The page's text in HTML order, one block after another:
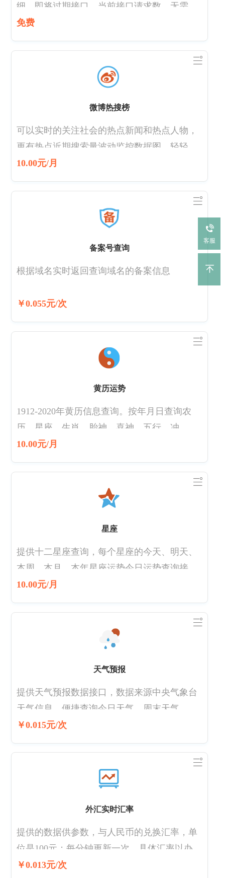
细、即将过期接口、当前接口请求数，无需登
录用户就可便捷查询
免费
微博热搜榜
可以实时的关注社会的热点新闻和热点人物，
更有热点近期搜索量波动监控数据图，轻轻松
松掌握微博最新热搜资讯，让茶余饭后不在尬
10.00元/月
备案号查询
根据域名实时返回查询域名的备案信息
￥0.055元/次
黄历运势
1912-2020年黄历信息查询。按年月日查询农
历、星座、生肖、胎神、喜神、五行、冲、
煞、吉日、值日天神、凶神、吉神宜趋、财
等黄历信息。
10.00元/月
星座
提供十二星座查询，每个星座的今天、明天、
本周、本月、本年星座运势今日运势查询接
口。
10.00元/月
天气预报
提供天气预报数据接口，数据来源中央气象台
天气信息，便捷查询今日天气，周末天气，一
周天气预报，蓝天预报，天气预报，40日天气
数、旅游指数，及时发布鄱阳气象预警信号、
￥0.015元/次
外汇实时汇率
提供的数据供参数，与人民币的兑换汇率，单
位是100元；每分钟更新一次。具体汇率以办理
业务时的实时汇率为准。
￥0.013元/次
客服